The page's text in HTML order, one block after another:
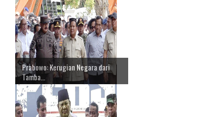
Prabowo: Kerugian Negara dari
Tamba...